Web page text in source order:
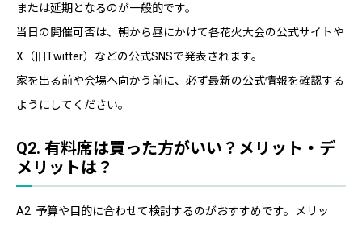
または延期となるのが一般的です。
当日の開催可否は、朝から昼にかけて各花火大会の公式サイトや
X（旧Twitter）などの公式SNSで発表されます。
家を出る前や会場へ向かう前に、必ず最新の公式情報を確認する
ようにしてください。
Q2. 有料席は買った方がいい？メリット・デ
メリットは？
A2. 予算や目的に合わせて検討するのがおすすめです。メリッ